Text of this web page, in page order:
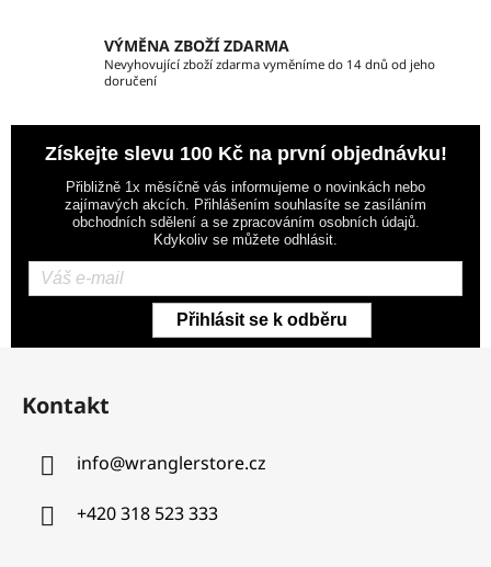
VÝMĚNA ZBOŽÍ ZDARMA
Nevyhovující zboží zdarma vyměníme do 14 dnů od jeho
doručení
Získejte slevu 100 Kč na první objednávku!
Přibližně 1x měsíčně vás informujeme o novinkách nebo
zajímavých akcích. Přihlášením souhlasíte se zasíláním
obchodních sdělení a se zpracováním osobních údajů.
Kdykoliv se můžete odhlásit.
Přihlásit se k odběru
Z
Kontakt
info@wranglerstore.cz
+420 318 523 333